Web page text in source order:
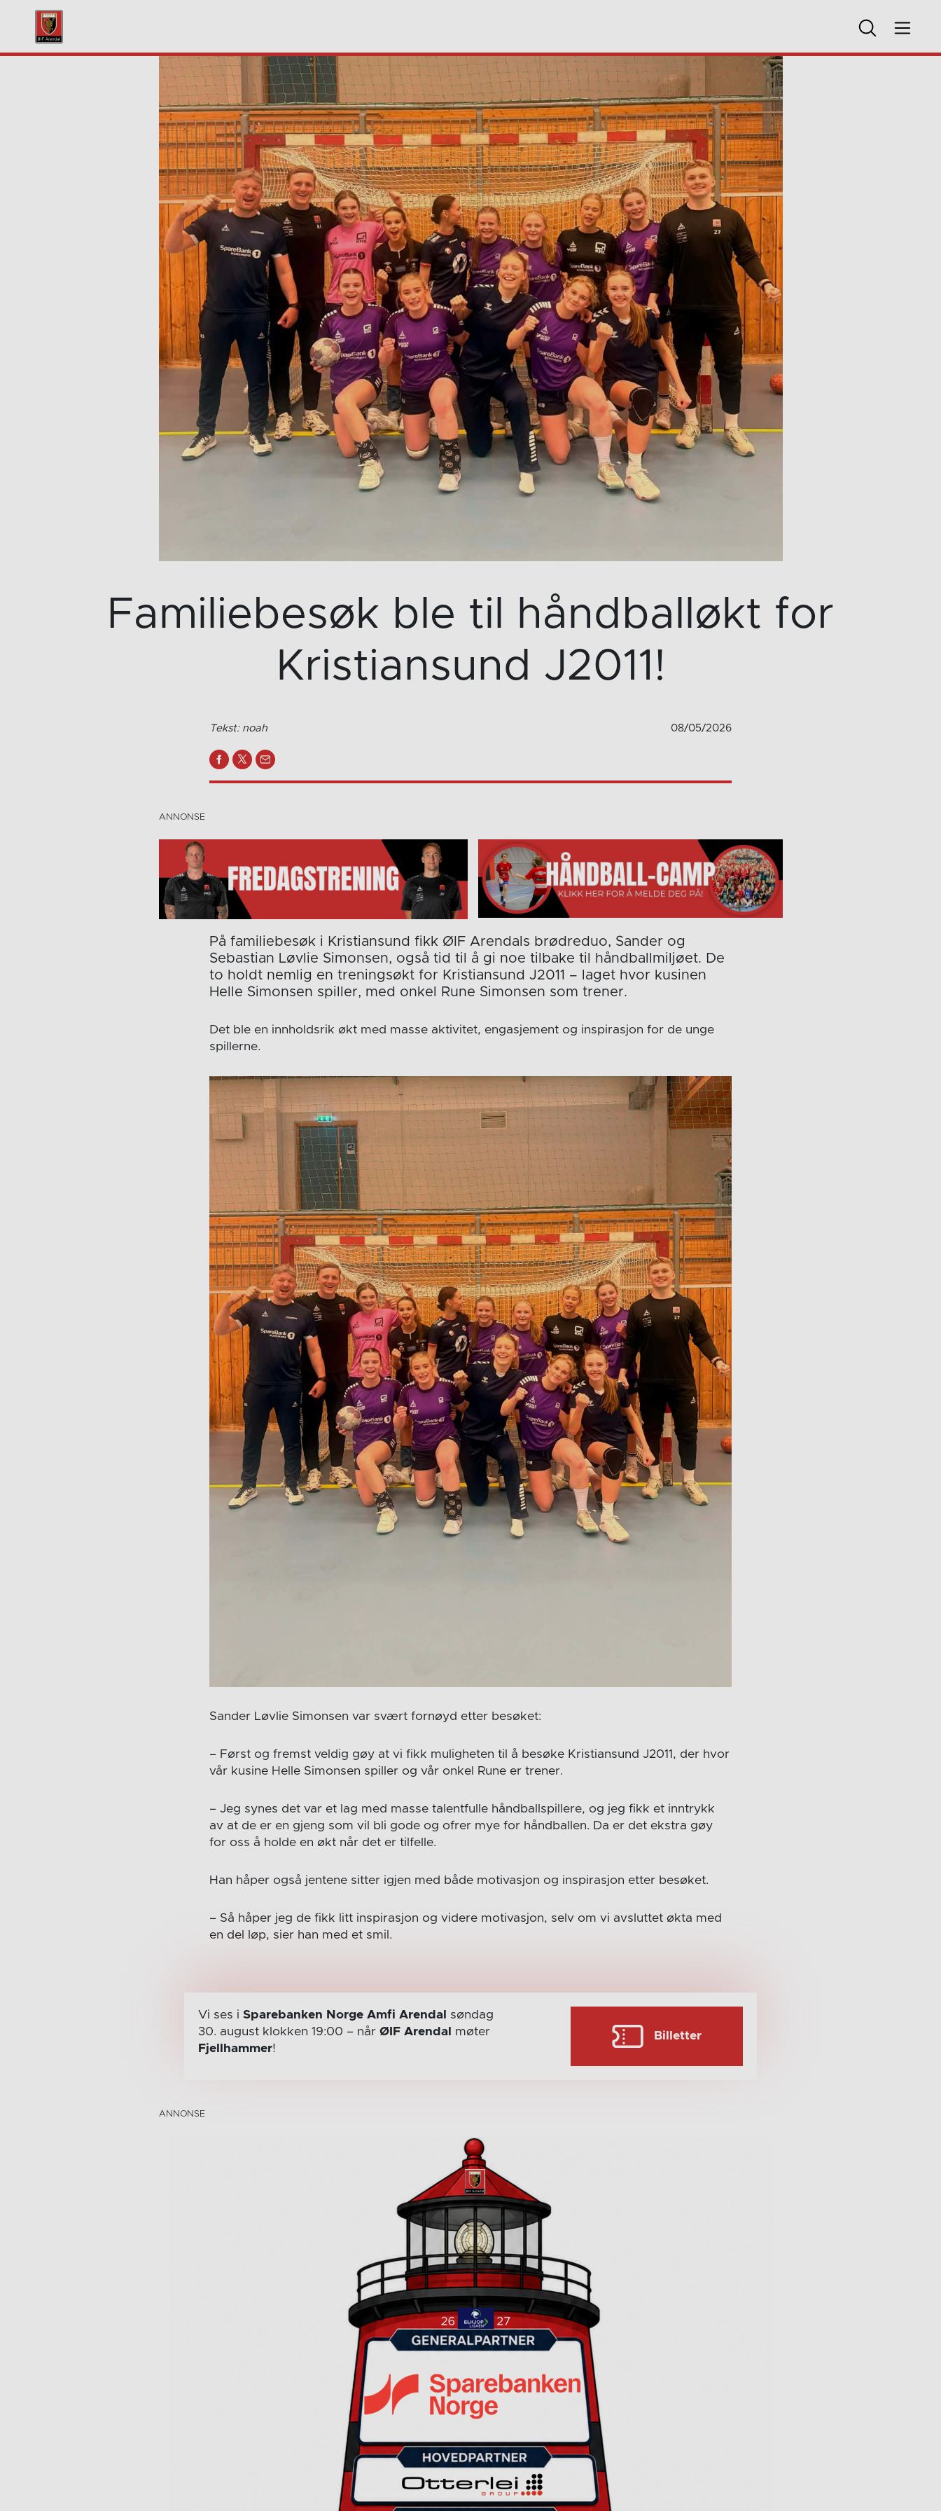
Familiebesøk ble til håndballøkt for
Kristiansund J2011!
Tekst: noah 08/05/2026
På familiebesøk i Kristiansund fikk ØIF Arendals brødreduo, Sander og
Sebastian Løvlie Simonsen, også tid til å gi noe tilbake til håndballmiljøet. De
to holdt nemlig en treningsøkt for Kristiansund J2011 – laget hvor kusinen
Helle Simonsen spiller, med onkel Rune Simonsen som trener.
Det ble en innholdsrik økt med masse aktivitet, engasjement og inspirasjon for de unge
spillerne.
Sander Løvlie Simonsen var svært fornøyd etter besøket:
– Først og fremst veldig gøy at vi fikk muligheten til å besøke Kristiansund J2011, der hvor
vår kusine Helle Simonsen spiller og vår onkel Rune er trener.
– Jeg synes det var et lag med masse talentfulle håndballspillere, og jeg fikk et inntrykk
av at de er en gjeng som vil bli gode og ofrer mye for håndballen. Da er det ekstra gøy
for oss å holde en økt når det er tilfelle.
Han håper også jentene sitter igjen med både motivasjon og inspirasjon etter besøket.
– Så håper jeg de fikk litt inspirasjon og videre motivasjon, selv om vi avsluttet økta med
en del løp, sier han med et smil.
Vi ses i Sparebanken Norge Amfi Arendal
søndag
30. august klokken 19:00 – når ØIF Arendal
møter
Fjellhammer!
Billetter